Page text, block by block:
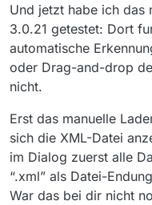
Und jetzt habe ich das
3.0.21 getestet: Dort
automatische
oder Drag-and-drop
nicht.
Erst das manuelle
sich die XML-Datei
im Dialog zuerst alle
“.xml” als Datei-
War das bei dir nicht